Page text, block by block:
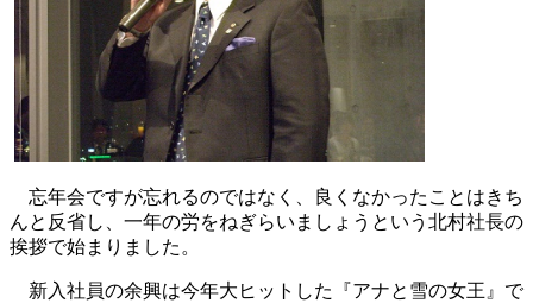
忘年会ですが忘れるのではなく、良くなかったことはきち
んと反省し、一年の労をねぎらいましょうという北村社長の
挨拶で始まりました。
新入社員の余興は今年大ヒットした『アナと雪の女王』で